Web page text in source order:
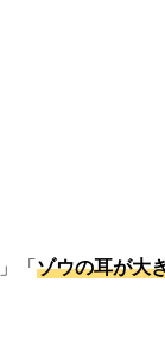
」「ゾウの耳が大